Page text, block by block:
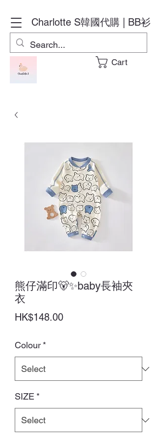
Charlotte S韓國代購 | BB衫
Cart
熊仔滿印🐻✨baby長袖夾
衣
HK$148.00Price
Colour *
SIZE *